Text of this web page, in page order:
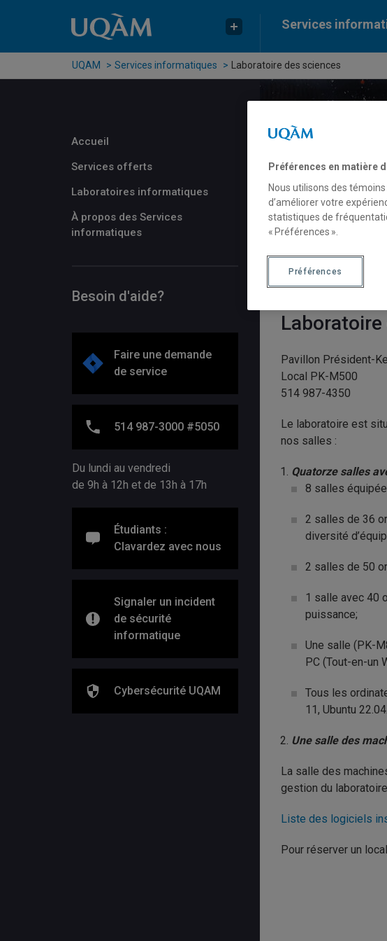
Services
UQAM Services informatiques Laboratoire des sciences
Accueil
Services offerts
Laboratoires informatiques
À propos des Services
informatiques
Besoin d'aide?
Faire une demande
de service
514 987-3000 #5050
Du lundi au vendredi
de 9h à 12h et de 13h à 17h
Étudiants :
Clavardez avec nous
Signaler un incident
de sécurité
informatique
Cybersécurité UQAM
Pavillon Président-
Local PK-M500
514 987-4350
Le laboratoire est
nos salles :
Quatorze salles
8 salles
2 salles de 36
diversité
2 salles de 50
1 salle avec 40
puissance;
Une salle (PK-
PC (Tout-en-un
Tous les
11, Ubuntu
Une salle des
La salle des
gestion du
Liste des logiciels
Pour réserver un
Préférences en matière
Nous utilisons des
d’améliorer votre
statistiques de
« Préférences ».
Préférences